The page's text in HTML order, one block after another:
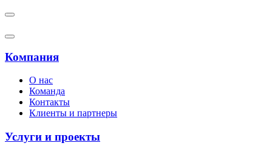
Компания
О нас
Команда
Контакты
Клиенты и партнеры
Услуги и проекты